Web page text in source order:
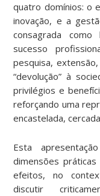
quatro domínios: o
inovação, e a
consagrada
sucesso
pesquisa,
“devolução” à
privilégios e
reforçando uma
encastelada,
Esta
dimensões
efeitos, no
discutir